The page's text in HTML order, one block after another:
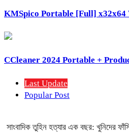
KMSpico Portable [Full] x32x64
CCleaner 2024 Portable +
Last Update
Popular Post
সাংবাদিক তুহিন হত্যার এক বছর: খুনিদের